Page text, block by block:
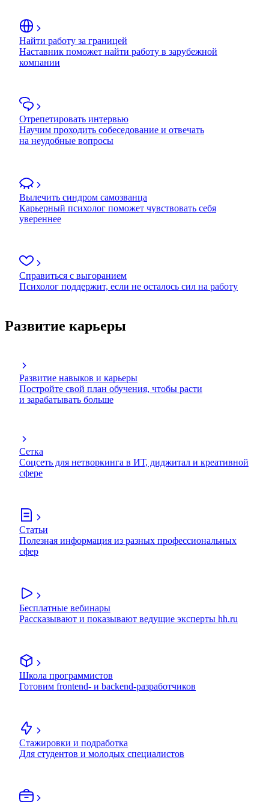
Найти работу за границей
Наставник поможет найти работу в зарубежной
компании
Отрепетировать интервью
Научим проходить собеседование и отвечать
на неудобные вопросы
Вылечить синдром самозванца
Карьерный психолог поможет чувствовать себя
увереннее
Справиться с выгоранием
Психолог поддержит, если не осталось сил на работу
Развитие карьеры
Развитие навыков и карьеры
Постройте свой план обучения, чтобы расти
и зарабатывать больше
Сетка
Соцсеть для нетворкинга в ИТ, диджитал и креативной
сфере
Статьи
Полезная информация из разных профессиональных
сфер
Бесплатные вебинары
Рассказывают и показывают ведущие эксперты hh.ru
Школа программистов
Готовим frontend- и backend-разработчиков
Стажировки и подработка
Для студентов и молодых специалистов